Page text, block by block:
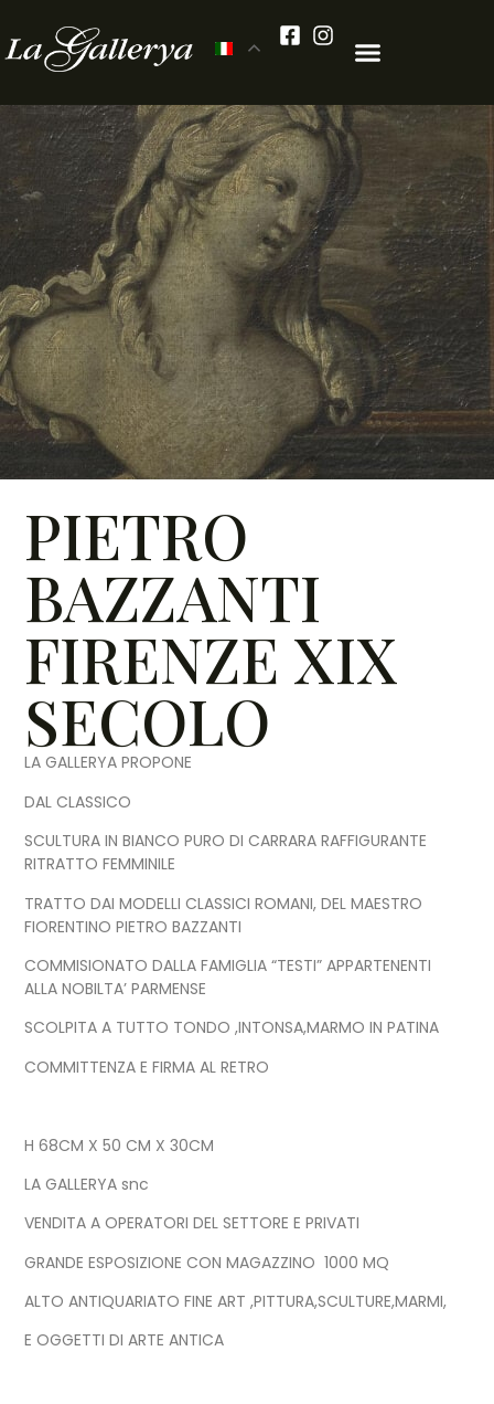
PIETRO
BAZZANTI
FIRENZE XIX
SECOLO
LA GALLERYA PROPONE
DAL CLASSICO
SCULTURA IN BIANCO PURO DI CARRARA RAFFIGURANTE
RITRATTO FEMMINILE
TRATTO DAI MODELLI CLASSICI ROMANI, DEL MAESTRO
FIORENTINO PIETRO BAZZANTI
COMMISIONATO DALLA FAMIGLIA “TESTI” APPARTENENTI
ALLA NOBILTA’ PARMENSE
SCOLPITA A TUTTO TONDO ,INTONSA,MARMO IN PATINA
COMMITTENZA E FIRMA AL RETRO
H 68CM X 50 CM X 30CM
LA GALLERYA snc
VENDITA A OPERATORI DEL SETTORE E PRIVATI
GRANDE ESPOSIZIONE CON MAGAZZINO 1000 MQ
ALTO ANTIQUARIATO FINE ART ,PITTURA,SCULTURE,MARMI,
E OGGETTI DI ARTE ANTICA